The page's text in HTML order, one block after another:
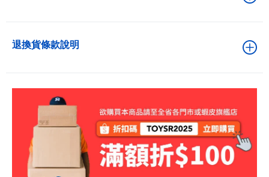
退換貨條款說明